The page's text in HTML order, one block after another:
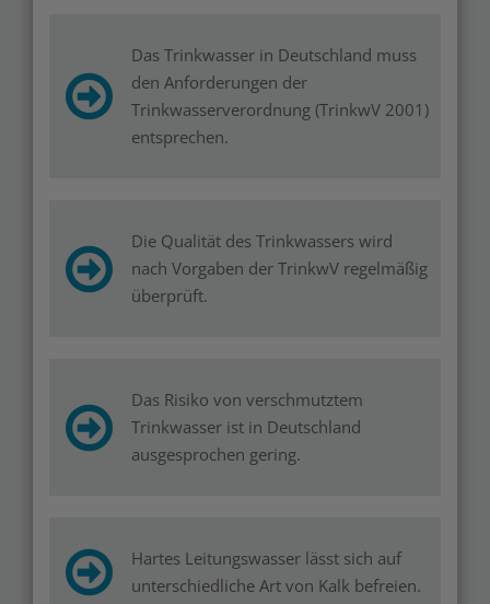
Das Trinkwasser in Deutschland muss
den Anforderungen der
Trinkwasserverordnung (TrinkwV 2001)
entsprechen.
Die Qualität des Trinkwassers wird
nach Vorgaben der TrinkwV regelmäßig
überprüft.
Das Risiko von verschmutztem
Trinkwasser ist in Deutschland
ausgesprochen gering.
Hartes Leitungswasser lässt sich auf
unterschiedliche Art von Kalk befreien.